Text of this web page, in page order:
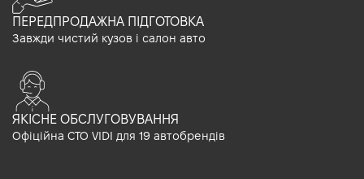
ПЕРЕДПРОДАЖНА ПІДГОТОВКА
Завжди чистий кузов і салон авто
ЯКІСНЕ ОБСЛУГОВУВАННЯ
Офіційна СТО VIDI для 19 автобрендів